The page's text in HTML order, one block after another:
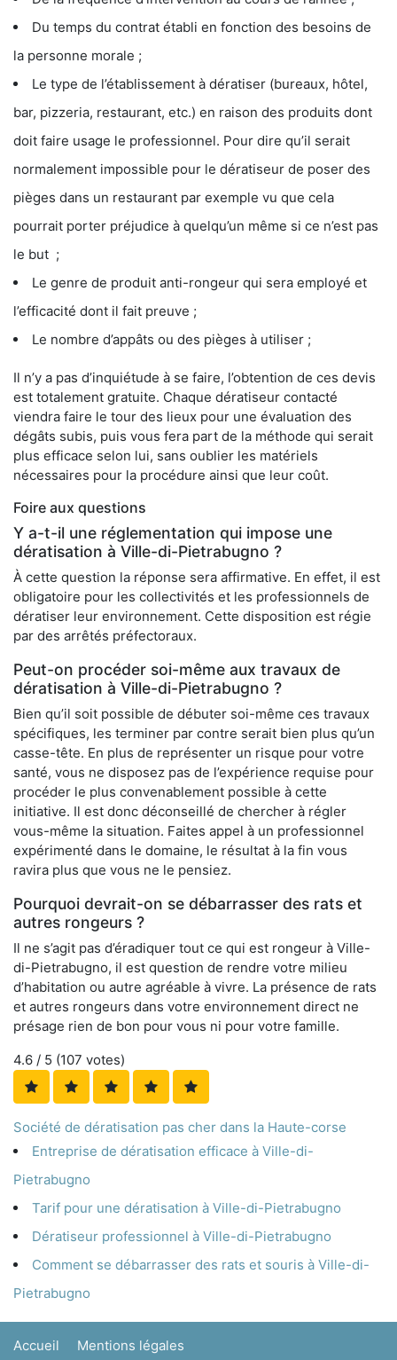
Du temps du contrat établi en fonction des besoins de
la personne morale ;
Le type de l’établissement à dératiser (bureaux, hôtel,
bar, pizzeria, restaurant, etc.) en raison des produits dont
doit faire usage le professionnel. Pour dire qu’il serait
normalement impossible pour le dératiseur de poser des
pièges dans un restaurant par exemple vu que cela
pourrait porter préjudice à quelqu’un même si ce n’est pas
le but ;
Le genre de produit anti-rongeur qui sera employé et
l’efficacité dont il fait preuve ;
Le nombre d’appâts ou des pièges à utiliser ;
Il n’y a pas d’inquiétude à se faire, l’obtention de ces devis
est totalement gratuite. Chaque dératiseur contacté
viendra faire le tour des lieux pour une évaluation des
dégâts subis, puis vous fera part de la méthode qui serait
plus efficace selon lui, sans oublier les matériels
nécessaires pour la procédure ainsi que leur coût.
Foire aux questions
Y a-t-il une réglementation qui impose une
dératisation à Ville-di-Pietrabugno ?
À cette question la réponse sera affirmative. En effet, il est
obligatoire pour les collectivités et les professionnels de
dératiser leur environnement. Cette disposition est régie
par des arrêtés préfectoraux.
Peut-on procéder soi-même aux travaux de
dératisation à Ville-di-Pietrabugno ?
Bien qu’il soit possible de débuter soi-même ces travaux
spécifiques, les terminer par contre serait bien plus qu’un
casse-tête. En plus de représenter un risque pour votre
santé, vous ne disposez pas de l’expérience requise pour
procéder le plus convenablement possible à cette
initiative. Il est donc déconseillé de chercher à régler
vous-même la situation. Faites appel à un professionnel
expérimenté dans le domaine, le résultat à la fin vous
ravira plus que vous ne le pensiez.
Pourquoi devrait-on se débarrasser des rats et
autres rongeurs ?
Il ne s’agit pas d’éradiquer tout ce qui est rongeur à Ville-
di-Pietrabugno, il est question de rendre votre milieu
d’habitation ou autre agréable à vivre. La présence de rats
et autres rongeurs dans votre environnement direct ne
présage rien de bon pour vous ni pour votre famille.
4.6 / 5 (107 votes)
Société de dératisation pas cher dans la Haute-corse
Entreprise de dératisation efficace à Ville-di-
Pietrabugno
Tarif pour une dératisation à Ville-di-Pietrabugno
Dératiseur professionnel à Ville-di-Pietrabugno
Comment se débarrasser des rats et souris à Ville-di-
Pietrabugno
Accueil Mentions légales